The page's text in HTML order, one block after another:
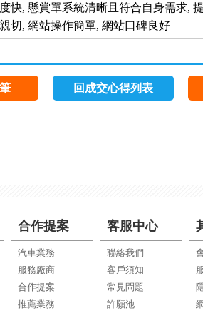
快, 懸賞單系統清晰且符合自身需求,
切, 網站操作簡單, 網站口碑良好
回成交心得列表
合作提案
汽車業務
服務廠商
合作提案
推薦業務
客服中心
聯絡我們
客戶須知
常見問題
許願池